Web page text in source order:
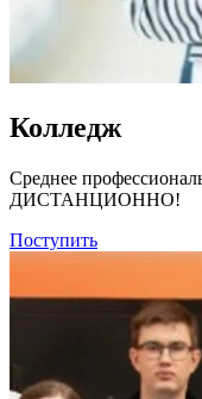
Колледж
Среднее
ДИСТАНЦИОННО!
Поступить